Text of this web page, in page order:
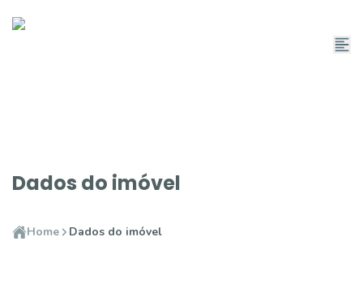
Dados do imóvel
Home Dados do imóvel